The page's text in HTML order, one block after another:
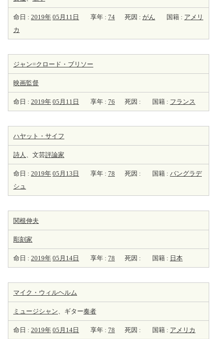
命日 : 2019年 05月11日 享年 : 74 死因 : がん 国籍 : アメリ
カ
ジャン=クロード・ブリソー
映画監督
命日 : 2019年 05月11日 享年 : 76 死因 : 国籍 : フランス
ハヤット・サイフ
詩人 、文芸評論家
命日 : 2019年 05月13日 享年 : 78 死因 : 国籍 : バングラデ
シュ
関根伸夫
彫刻家
命日 : 2019年 05月14日 享年 : 78 死因 : 国籍 : 日本
マイク・ウィルヘルム
ミュージシャン、ギター奏者
命日 : 2019年 05月14日 享年 : 78 死因 : 国籍 : アメリカ